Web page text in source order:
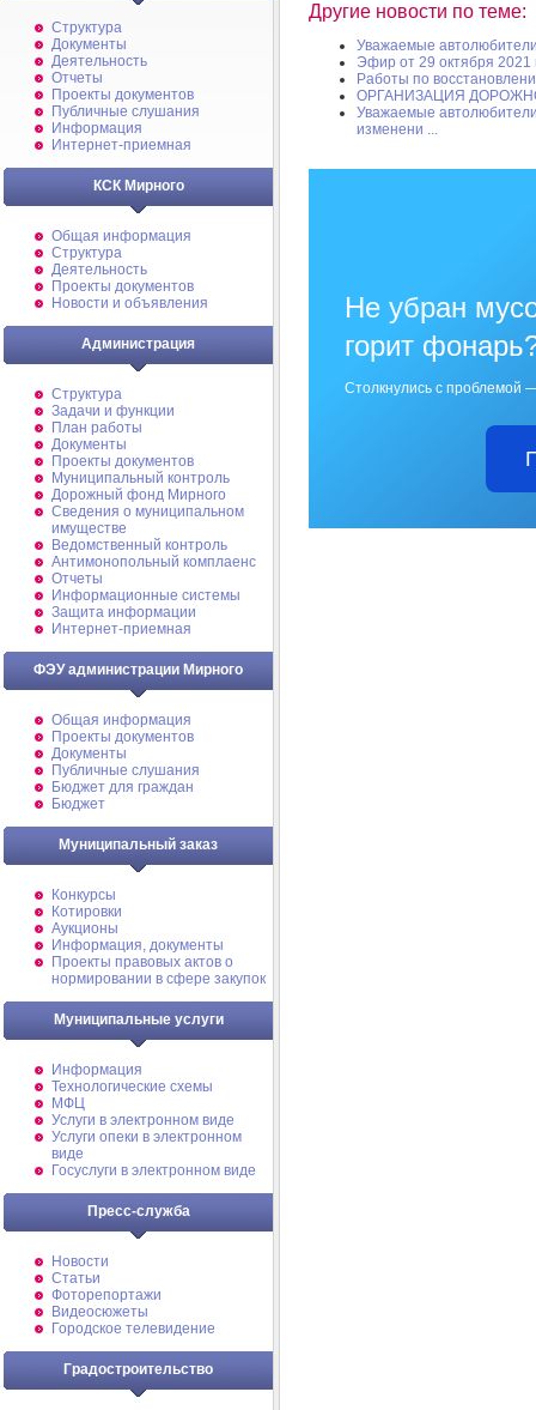
Структура
Документы
Деятельность
Отчеты
Проекты документов
Публичные слушания
Информация
Интернет-приемная
КСК Мирного
Общая информация
Структура
Деятельность
Проекты документов
Новости и объявления
Администрация
Структура
Задачи и функции
План работы
Документы
Проекты документов
Муниципальный контроль
Дорожный фонд Мирного
Cведения о муниципальном
имуществе
Ведомственный контроль
Антимонопольный комплаенс
Отчеты
Информационные системы
Защита информации
Интернет-приемная
ФЭУ администрации Мирного
Общая информация
Проекты документов
Документы
Публичные слушания
Бюджет для граждан
Бюджет
Муниципальный заказ
Конкурсы
Котировки
Аукционы
Информация, документы
Проекты правовых актов о
нормировании в сфере закупок
Муниципальные услуги
Информация
Технологические схемы
МФЦ
Услуги в электронном виде
Услуги опеки в электронном
виде
Госуслуги в электронном виде
Пресс-служба
Новости
Статьи
Фоторепортажи
Видеосюжеты
Городское телевидение
Градостроительство
Другие новости по теме:
Уважаемые
Эфир от 29 октября 2021
Работы по
ОРГАНИЗАЦИЯ
Уважаемые
изменени ...
Не убран
горит
Столкнулись с проблемой